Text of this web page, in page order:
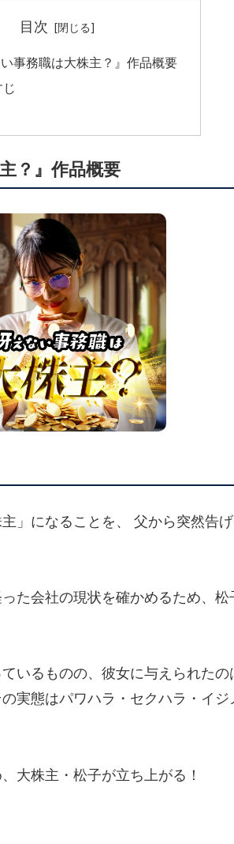
目次
い事務職は大株主？』作品概要
？』作品概要
」になることを、 父から突然告
た会社の現状を確かめるため、松
いるものの、彼女に与えられたの
実態はパワハラ・セクハラ・イジ
大株主・松子が立ち上がる！